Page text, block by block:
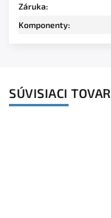
Záruka:
Komponenty:
SÚVISIACI TOVAR